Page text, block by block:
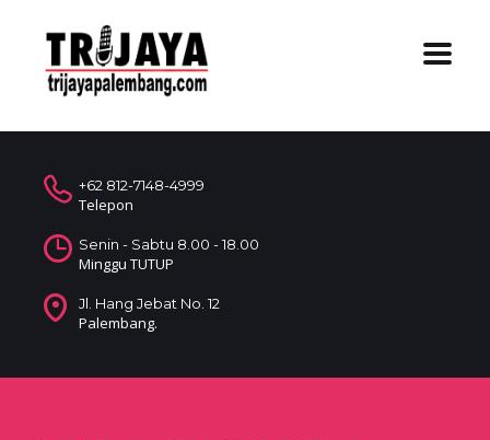
+62 812-7148-4999
Telepon
Senin - Sabtu 8.00 - 18.00
Minggu TUTUP
Jl. Hang Jebat No. 12
Palembang.